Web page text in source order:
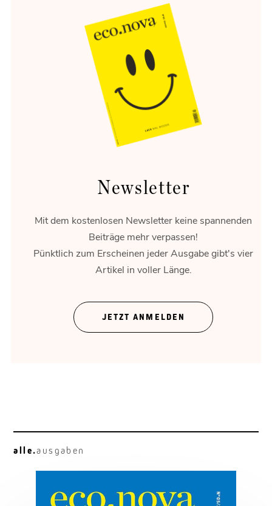
Meisterstück
Der DS N°8 ist das neue französische Flaggschiff.
Der Hyundai Ionic 9 im Praxistest.
Newsletter
Mit dem kostenlosen Newsletter keine spannenden
Beiträge mehr verpassen!
Pünktlich zum Erscheinen jeder Ausgabe gibt's vier
Artikel in voller Länge.
JETZT ANMELDEN
alle.ausgaben